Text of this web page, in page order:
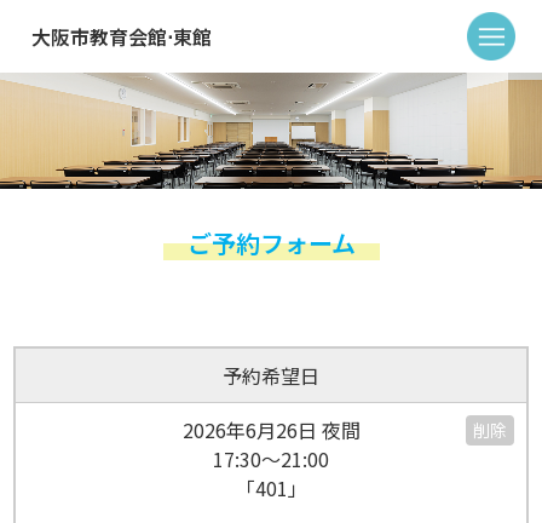
大阪市教育会館⋅東館
ご予約フォーム
予約希望日
2026年6月26日 夜間
17:30～21:00
「401」
削除